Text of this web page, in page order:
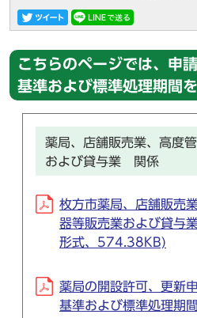
こちらのページでは、申
基準および標準処理期間
薬局、店舗販売業、高度
および貸与業 関係
枚方市薬局、店舗販売
器等販売業および貸与
形式、574.38KB)
薬局の開設許可、更新
基準および標準処理期